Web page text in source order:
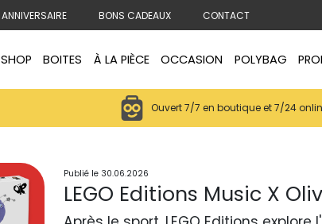
ANNIVERSAIRE BONS CADEAUX CONTACT
SHOP BOITES À LA PIÈCE OCCASION POLYBAG
Ouvert 7/7 en boutique et 7/24
Publié le 30.06.2026
LEGO Editions Music X